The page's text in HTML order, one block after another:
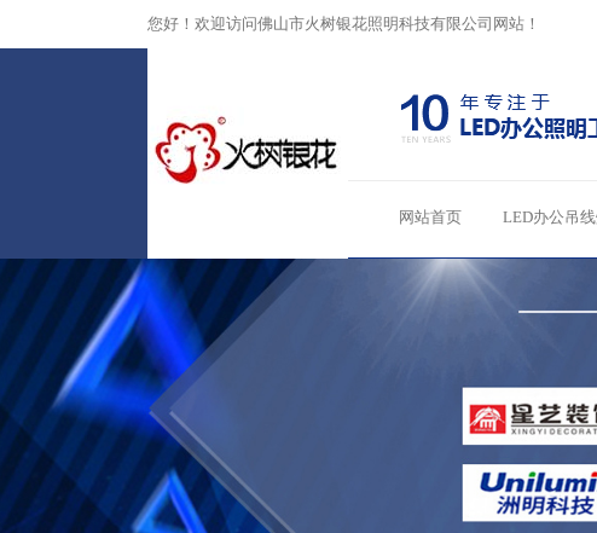
您好！欢迎访问佛山市火树银花照明科技有限公司网站！
网站首页 LED办公吊